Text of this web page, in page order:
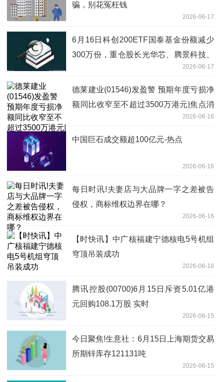
骗，别花冤枉钱
2026-06-17
6月16日科创200ETF国泰基金份额减少
300万份，重仓股长光华芯、腾景科技、
2026-06-17
德莱建业(01546)发盈警 预期年度亏损净
额同比收窄至不超过3500万港元|焦点消
2026-06-16
中国巨石成交额超100亿元-热点
2026-06-16
每日时讯!夫妻店与大品牌一字之差被告
侵权，商标维权边界在哪？
2026-06-16
【时快讯】中广核福建宁德核电5号机组
穹顶吊装成功
2026-06-16
腾讯控股(00700)6月15日斥资5.01亿港
元回购108.1万股 实时
2026-06-15
今日聚焦!生意社：6月15日上海期货交易
所期锌库存121131吨
2026-06-15